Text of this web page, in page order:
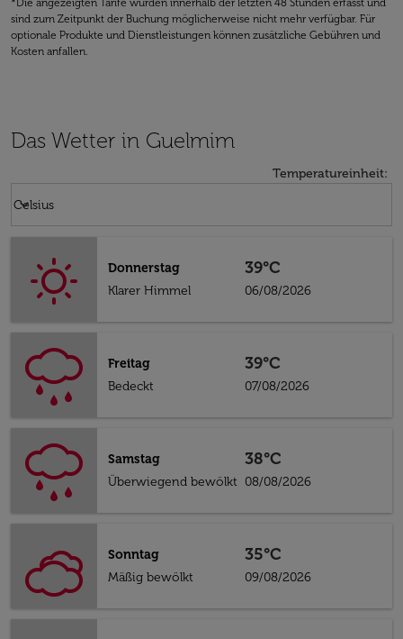
*Die angezeigten Tarife wurden innerhalb der letzten 48 Stunden erfasst und
sind zum Zeitpunkt der Buchung möglicherweise nicht mehr verfügbar. Für
optionale Produkte und Dienstleistungen können zusätzliche Gebühren und
Kosten anfallen.
Das Wetter in Guelmim
Temperatureinheit:
Celsius
keyboard_arrow_down
Donnerstag
Klarer Himmel
39°C
06/08/2026
Freitag
Bedeckt
39°C
07/08/2026
Samstag
Überwiegend bewölkt
38°C
08/08/2026
Sonntag
Mäßig bewölkt
35°C
09/08/2026